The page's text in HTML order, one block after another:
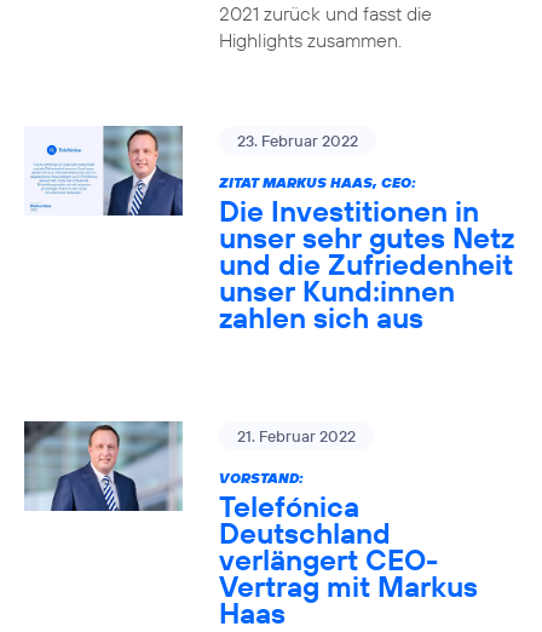
2021 zurück und fasst die
Highlights zusammen.
23. Februar 2022
ZITAT MARKUS HAAS, CEO:
Die Investitionen in
unser sehr gutes Netz
und die Zufriedenheit
unser Kund:innen
zahlen sich aus
21. Februar 2022
VORSTAND:
Telefónica
Deutschland
verlängert CEO-
Vertrag mit Markus
Haas